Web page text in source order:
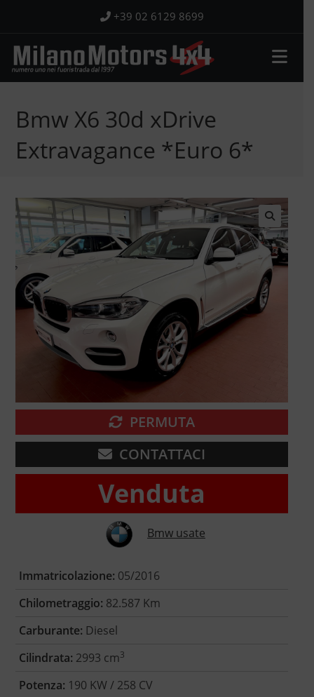
contenuto
+39 02 6129 8699
Bmw X6 30d xDrive
Extravagance *Euro 6*
🔍
PERMUTA
CONTATTACI
Venduta
Bmw usate
Immatricolazione: 05/2016
Chilometraggio: 82.587 Km
Carburante: Diesel
Cilindrata: 2993 cm3
Potenza: 190 KW / 258 CV